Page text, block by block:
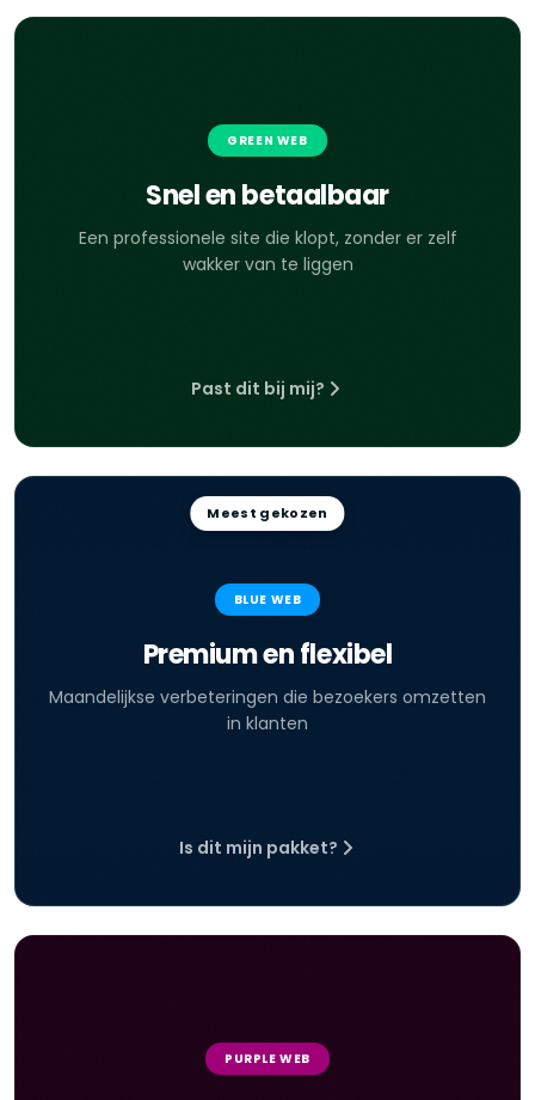
GREEN WEB
Snel en betaalbaar
Een professionele site die klopt, zonder er zelf
wakker van te liggen
Past dit bij mij?
Meest gekozen
BLUE WEB
Premium en flexibel
Maandelijkse verbeteringen die bezoekers omzetten
in klanten
Is dit mijn pakket?
PURPLE WEB